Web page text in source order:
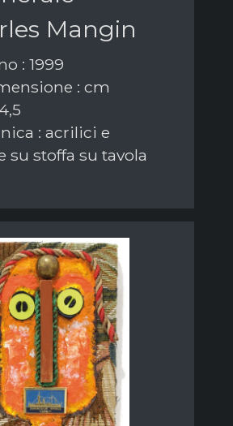
Mangin
: 1999
: cm
: acrilici e
su stoffa su tavola